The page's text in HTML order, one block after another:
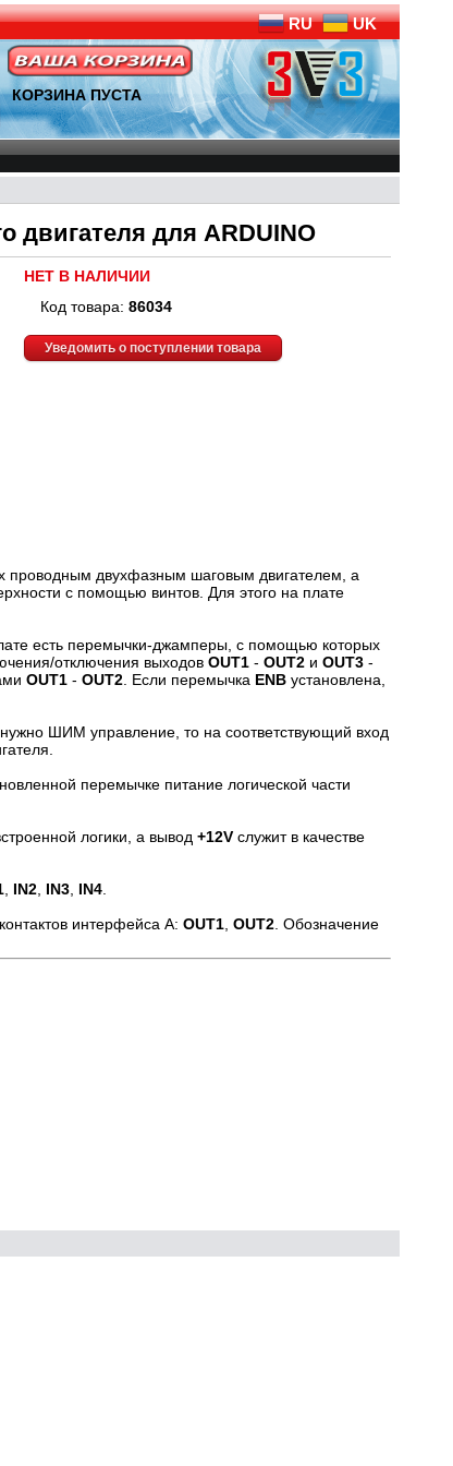
RU UK
КОРЗИНА ПУСТА
двигателя для ARDUINO
НЕТ В НАЛИЧИИ
Код товара: 86034
Уведомить о поступлении товара
проводным двухфазным шаговым двигателем, а
с помощью винтов. Для этого на плате
есть перемычки-джамперы, с помощью которых
отключения выходов OUT1 - OUT2 и OUT3 -
OUT1 - OUT2 . Если перемычка ENB установлена,
ШИМ управление, то на соответствующий вход
перемычке питание логической части
логики, а вывод +12V служит в качестве
IN2 IN3 IN4
интерфейса A: OUT1 OUT2 . Обозначение